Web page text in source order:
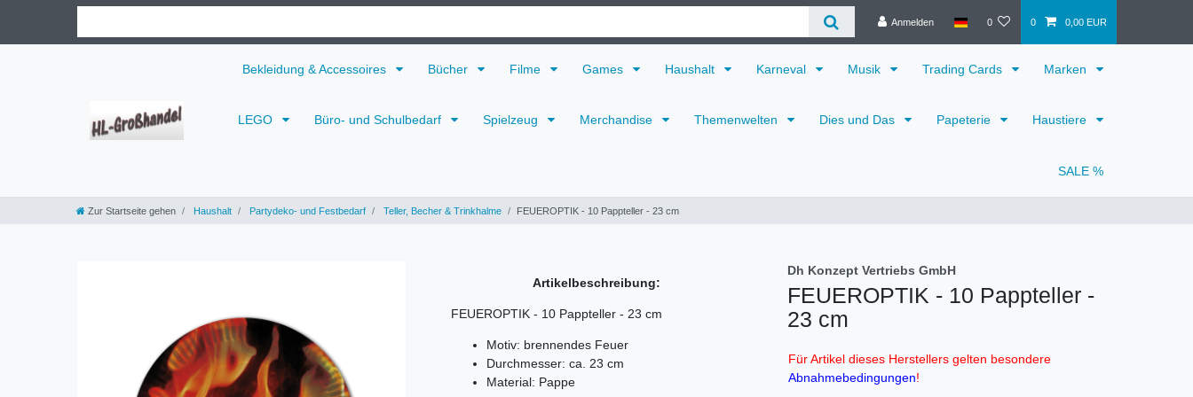
Anmelden 0 0 0,00 EUR
Bekleidung & Accessoires Bücher Filme Games Haushalt Karneval Musik Trading Cards Marken
LEGO Büro- und Schulbedarf Spielzeug Merchandise Themenwelten Dies und Das Papeterie Haustiere
SALE %
Zur Startseite gehen Haushalt Partydeko- und Festbedarf Teller, Becher & Trinkhalme FEUEROPTIK - 10 Pappteller - 23 cm
Artikelbeschreibung:
FEUEROPTIK - 10 Pappteller - 23 cm
Motiv: brennendes Feuer
Durchmesser: ca. 23 cm
Material: Pappe
Dh Konzept Vertriebs GmbH
FEUEROPTIK - 10 Pappteller -
23 cm
Für Artikel dieses Herstellers gelten besondere
Abnahmebedingungen!